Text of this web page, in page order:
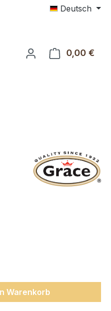
Deutsch
0,00 €
Wert
Warenkorb